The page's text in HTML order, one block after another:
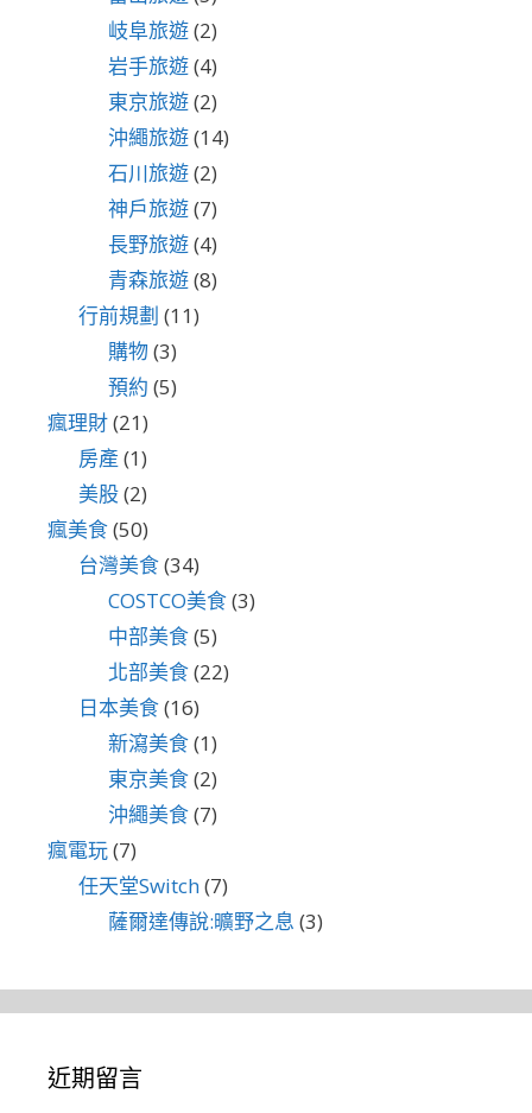
岐阜旅遊(2)
岩手旅遊(4)
東京旅遊(2)
沖繩旅遊(14)
石川旅遊(2)
神戶旅遊(7)
長野旅遊(4)
青森旅遊(8)
行前規劃 (11)
購物(3)
預約 (5)
瘋理財(21)
房產 (1)
美股(2)
瘋美食(50)
台灣美食(34)
COSTCO美食(3)
中部美食(5)
北部美食(22)
日本美食(16)
新瀉美食(1)
東京美食(2)
沖繩美食(7)
瘋電玩(7)
任天堂Switch(7)
薩爾達傳說:曠野之息 (3)
近期留言